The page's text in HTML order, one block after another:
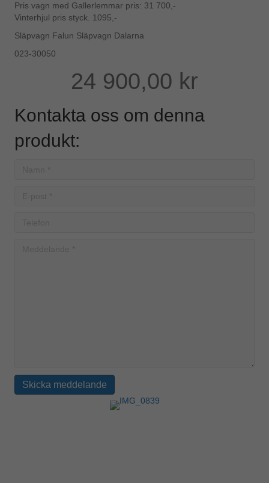
Pris vagn med Gallerlemmar pris: 31 700,-
Vinterhjul pris styck. 1095,-
Släpvagn Falun Släpvagn Dalarna
023-30050
24 900,00 kr
Kontakta oss om denna
produkt: